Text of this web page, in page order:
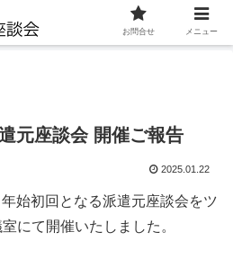
元座談会 開催ご報告
2025.01.22
始初回となる派遣元座談会をツ
にて開催いたしました。
お問合せ メニュー